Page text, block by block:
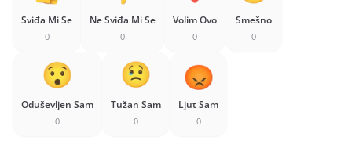
Sviđa Mi Se
0
Ne Sviđa Mi Se
0
Volim Ovo
0
Smešno
0
Oduševljen Sam
0
Tužan Sam
0
Ljut Sam
0